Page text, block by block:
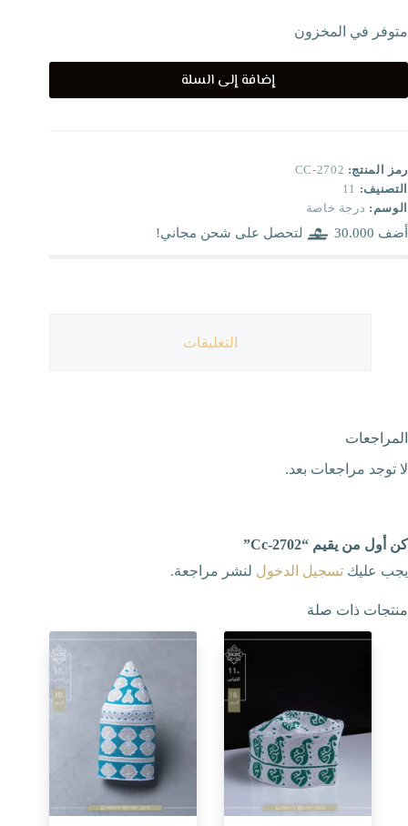
متوفر في المخزون
إضافة إلى السلة
رمز المنتج: CC-2702
التصنيف: 11
الوسم: درجة خاصة
أضف 30.000 لتحصل على شحن مجاني!
التعليقات
المراجعات
لا توجد مراجعات بعد.
كن أول من يقيم “Cc-2702”
يجب عليك تسجيل الدخول لنشر مراجعة.
منتجات ذات صلة